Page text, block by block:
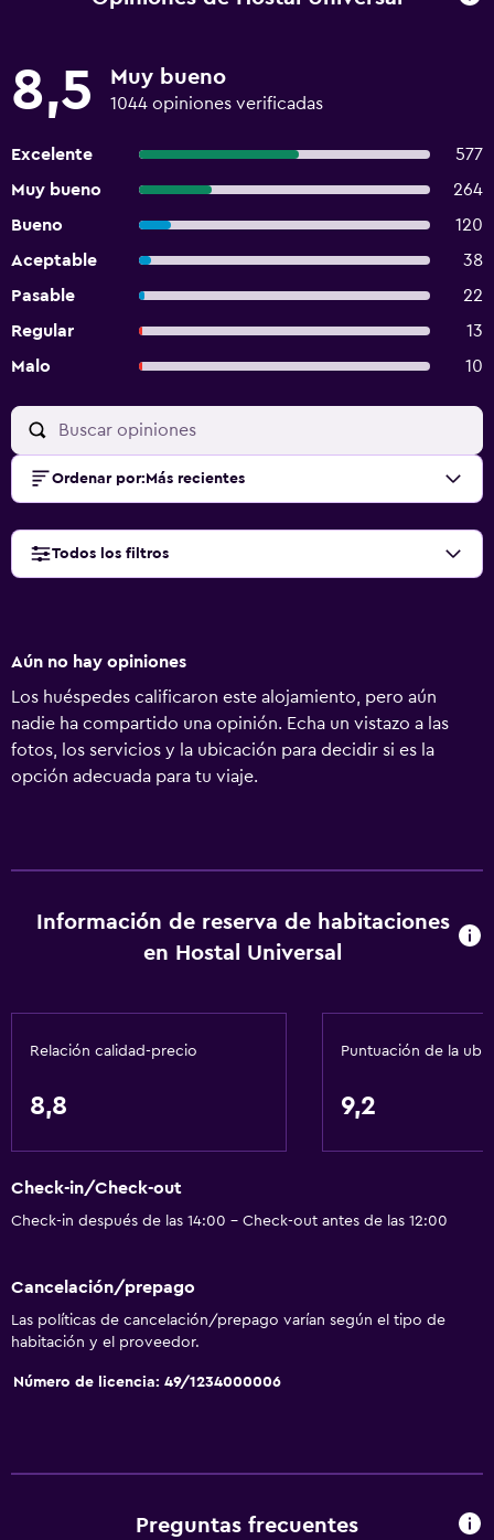
8,5 Muy bueno
1044 opiniones verificadas
Excelente
577
Muy bueno
264
Bueno
120
Aceptable
38
Pasable
22
Regular
13
Malo
10
Ordenar por: Más recientes
Todos los filtros
Aún no hay opiniones
Los huéspedes calificaron este alojamiento, pero aún
nadie ha compartido una opinión. Echa un vistazo a las
fotos, los servicios y la ubicación para decidir si es la
opción adecuada para tu viaje.
Información de reserva de habitaciones
en Hostal Universal
Relación calidad-precio
8,8
Puntuación de la
9,2
Check-in/Check-out
Check-in después de las 14:00 - Check-out antes de las 12:00
Cancelación/prepago
Las políticas de cancelación/prepago varían según el tipo de
habitación y el proveedor.
Número de licencia: 49/1234000006
Preguntas frecuentes